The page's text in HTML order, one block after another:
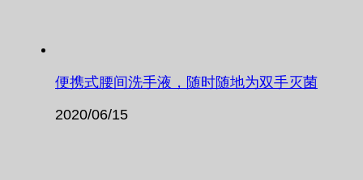
便携式腰间洗手液，随时随地为双手灭菌
2020/06/15